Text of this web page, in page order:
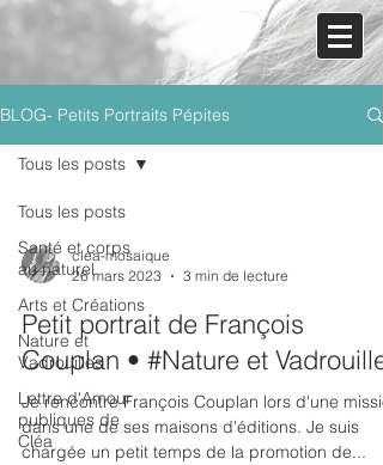
BLOG- Petits Portraits Pépites
Tous les posts
Santé et corps
au naturel
Arts et Créations
Nature et
Vadrouilles
Lettre d'Amour
publiques de
Cléa
Tous les posts
clea-mosaique
26 mars 2023
3 min de lecture
Petit portrait de François
Couplan • #Nature et Vadrouilles
Je rencontre François Couplan lors d'une
dans une de ses maisons d'éditions. Je suis
chargée un petit temps de la promotion de...